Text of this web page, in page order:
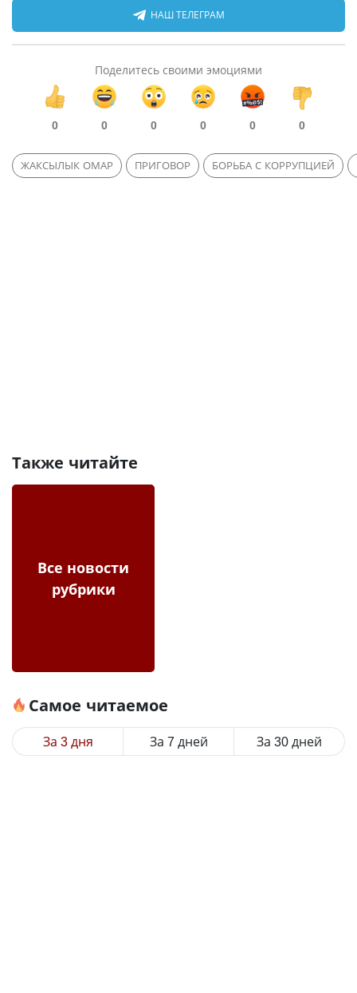
НАШ ТЕЛЕГРАМ
Поделитесь своими эмоциями
0 0 0 0 0 0
ЖАКСЫЛЫК ОМАР ПРИГОВОР БОРЬБА С КОРРУПЦИЕЙ
Также читайте
Все новости
рубрики
Самое читаемое
За 3 дня За 7 дней За 30 дней